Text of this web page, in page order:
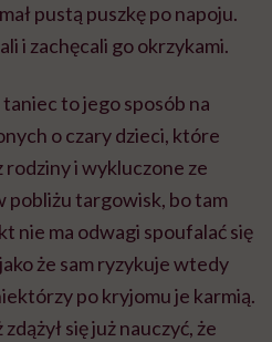
pustą puszkę po napoju.
i zachęcali go okrzykami.
taniec to jego sposób na
o czary dzieci, które
rodziny i wykluczone ze
pobliżu targowisk, bo tam
nie ma odwagi spoufalać się
że sam ryzykuje wtedy
po kryjomu je karmią.
się już nauczyć, że